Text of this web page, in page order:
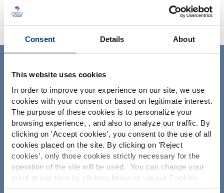
Consent Details About
This website uses cookies
In order to improve your experience on our site, we use
cookies with your consent or based on legitimate interest.
The purpose of these cookies is to personalize your
browsing experience, , and also to analyze our traffic. By
clicking on 'Accept cookies', you consent to the use of all
cookies placed on the site. By clicking on 'Reject
cookies', only those cookies strictly necessary for the
operation of the site will be used. You can change your
mind at any time by clicking below or via our Cookies
Policy.
Merci de sélectionner votre
marché
Global USA
Veuillez noter que ce site web est
exclusivement destiné aux professionnels
de l’industrie des compléments
alimentaires et en aucun cas aux
consommateurs. Ce site étant accessible
dans plusieurs pays, il peut contenir des
déclarations, des allégations ou une
classification non conformes au
règlement CE n. 1924/2006 ou à d'autres
dispositions en vigueur dans votre pays.
Les produits présentés ne peuvent
prétendre à diagnostiquer, traiter ou
guérir ou prévenir une quelconque
NUTRACEUTICALS
Votre projet
Rechercher des ingrédients nutraceutiques